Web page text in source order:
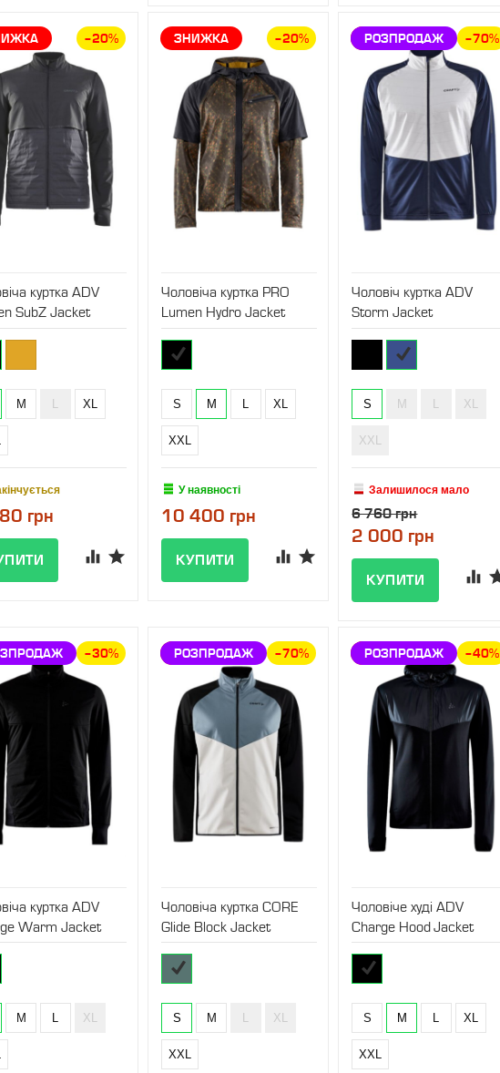
–20%
куртка ADV
SubZ Jacket
M L XL
грн
ЗНИЖКА –20%
Чоловіча куртка PRO
Lumen Hydro Jacket
S M L XL
XXL
У наявності
10 400 грн
ЗНИЖКА –70%
РОЗПРОДАЖ
Чоловіч куртка ADV
Storm Jacket
S M L XL
XXL
Залишилося мало
6 760 грн
2 000 грн
–30%
куртка ADV
Warm Jacket
M L XL
ЗНИЖКА –70%
РОЗПРОДАЖ
Чоловіча куртка CORE
Glide Block Jacket
S M L XL
XXL
ЗНИЖКА –40%
РОЗПРОДАЖ
Чоловіче худі ADV
Charge Hood Jacket
S M L XL
XXL